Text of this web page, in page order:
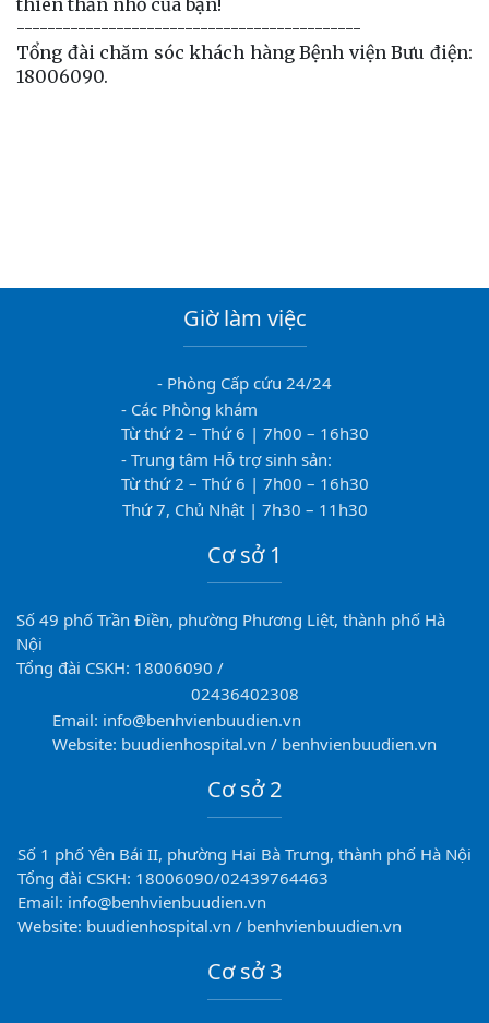
---------------------------------------------
Tổng đài chăm sóc khách hàng Bệnh viện Bưu điện:
18006090.
Giờ làm việc
- Phòng Cấp cứu 24/24
- Các Phòng khám
Từ thứ 2 – Thứ 6 | 7h00 – 16h30
- Trung tâm Hỗ trợ sinh sản:
Từ thứ 2 – Thứ 6 | 7h00 – 16h30
Thứ 7, Chủ Nhật | 7h30 – 11h30
Cơ sở 1
Số 49 phố Trần Điền, phường Phương Liệt, thành phố Hà
Nội
Tổng đài CSKH: 18006090 /
02436402308
Email: info@benhvienbuudien.vn
Website: buudienhospital.vn / benhvienbuudien.vn
Cơ sở 2
Số 1 phố Yên Bái II, phường Hai Bà Trưng, thành phố Hà Nội
Tổng đài CSKH: 18006090/02439764463
Email: info@benhvienbuudien.vn
Website: buudienhospital.vn / benhvienbuudien.vn
Cơ sở 3